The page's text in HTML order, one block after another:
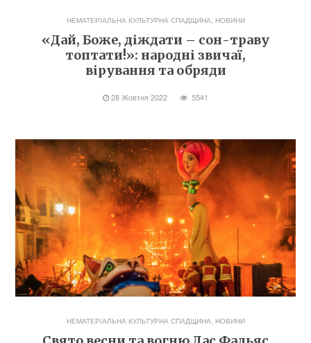
НЕМАТЕРІАЛЬНА КУЛЬТУРНА СПАДЩИНА НОВИНИ
«Дай, Боже, діждати – сон-траву
топтати!»: народні звичаї,
вірування та обряди
28 Жовтня 2022 5541
НЕМАТЕРІАЛЬНА КУЛЬТУРНА СПАДЩИНА, НОВИНИ